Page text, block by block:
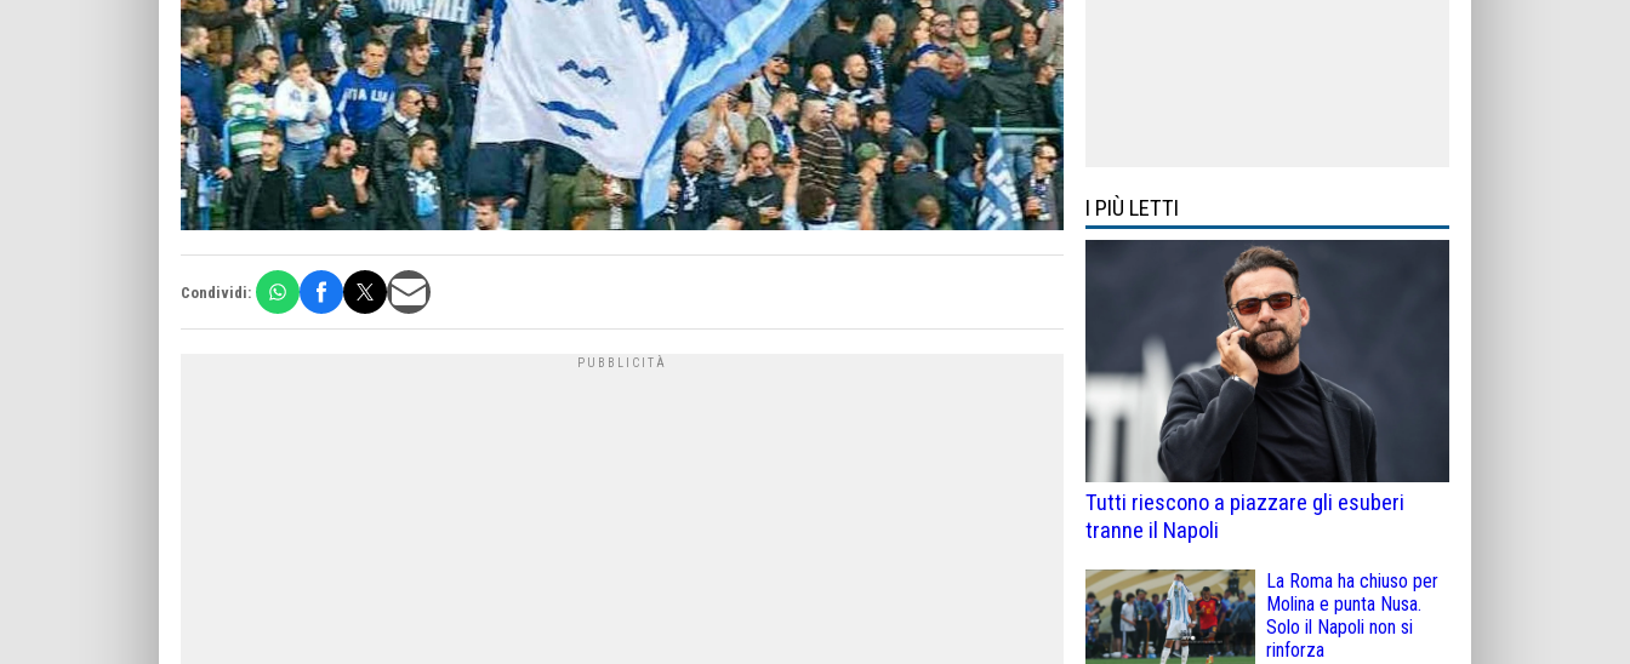
Condividi:
I PIÙ LETTI
Tutti riescono a piazzare gli esuberi
tranne il Napoli
La Roma ha chiuso per
Molina e punta Nusa.
Solo il Napoli non si
rinforza